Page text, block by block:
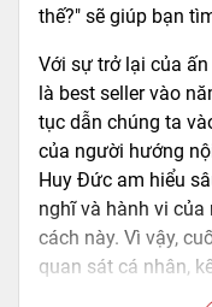
thế?" sẽ giúp bạn
Với sự trở lại của
là best seller vào
tục dẫn chúng ta
của người hướng
Huy Đức am hiểu
nghĩ và hành vi
cách này. Vì vậy,
quan sát cá nhân,
tổng hợp, từ đó